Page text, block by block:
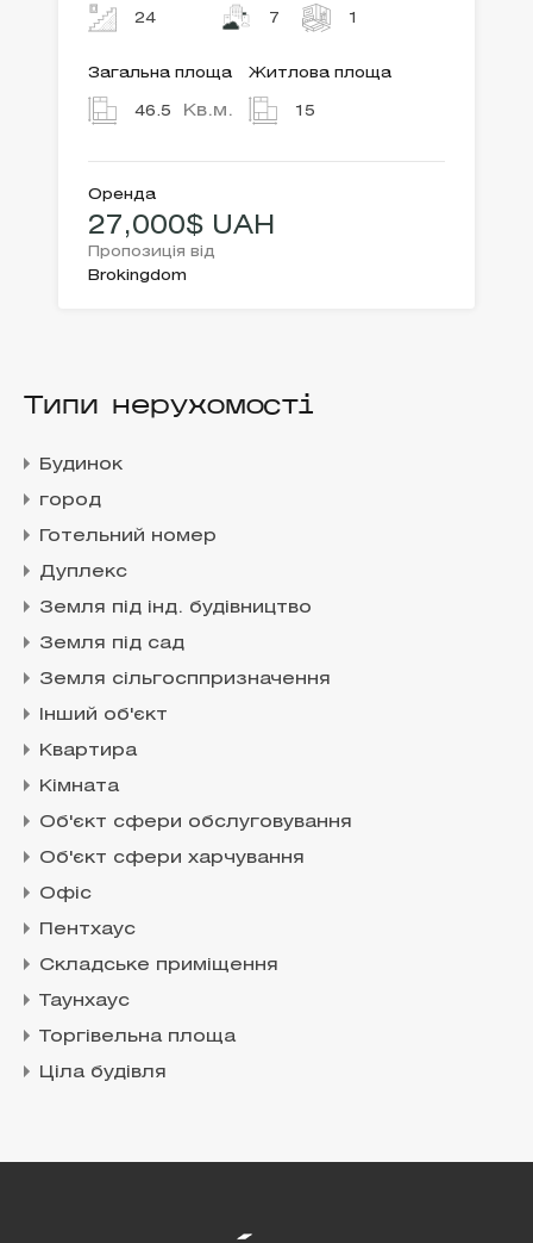
24 7 1
Загальна площа
46.5 Кв.м.
Житлова площа
15
Оренда
27,000$ UAH
Пропозиція від
Brokingdom
Типи нерухомості
Будинок
город
Готельний номер
Дуплекс
Земля під інд. будівництво
Земля під сад
Земля сільгосппризначення
Інший об'єкт
Квартира
Кімната
Об'єкт сфери обслуговування
Об'єкт сфери харчування
Офіс
Пентхаус
Складське приміщення
Таунхаус
Торгівельна площа
Ціла будівля